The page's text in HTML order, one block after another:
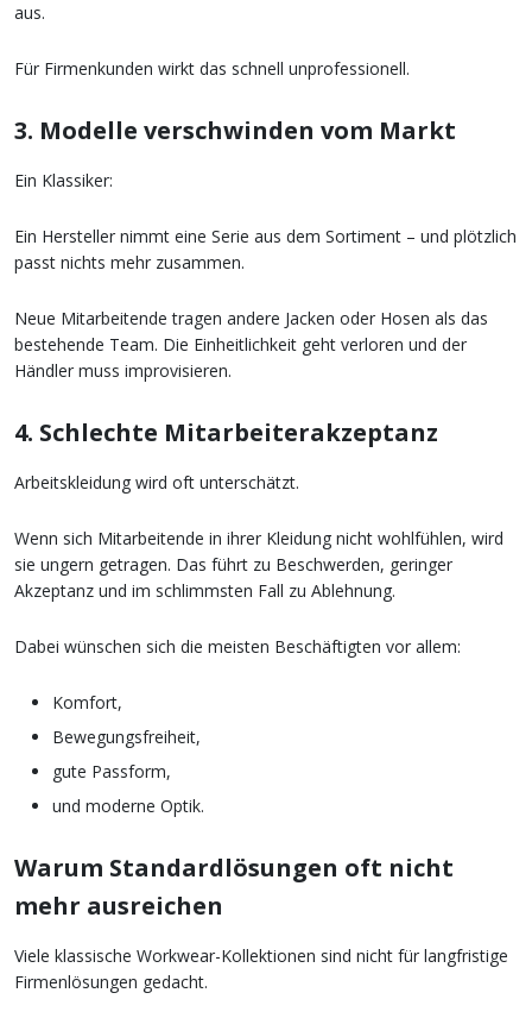
aus.
Für Firmenkunden wirkt das schnell unprofessionell.
3. Modelle verschwinden vom Markt
Ein Klassiker:
Ein Hersteller nimmt eine Serie aus dem Sortiment – und plötzlich
passt nichts mehr zusammen.
Neue Mitarbeitende tragen andere Jacken oder Hosen als das
bestehende Team. Die Einheitlichkeit geht verloren und der
Händler muss improvisieren.
4. Schlechte Mitarbeiterakzeptanz
Arbeitskleidung wird oft unterschätzt.
Wenn sich Mitarbeitende in ihrer Kleidung nicht wohlfühlen, wird
sie ungern getragen. Das führt zu Beschwerden, geringer
Akzeptanz und im schlimmsten Fall zu Ablehnung.
Dabei wünschen sich die meisten Beschäftigten vor allem:
Komfort,
Bewegungsfreiheit,
gute Passform,
und moderne Optik.
Warum Standardlösungen oft nicht
mehr ausreichen
Viele klassische Workwear-Kollektionen sind nicht für langfristige
Firmenlösungen gedacht.